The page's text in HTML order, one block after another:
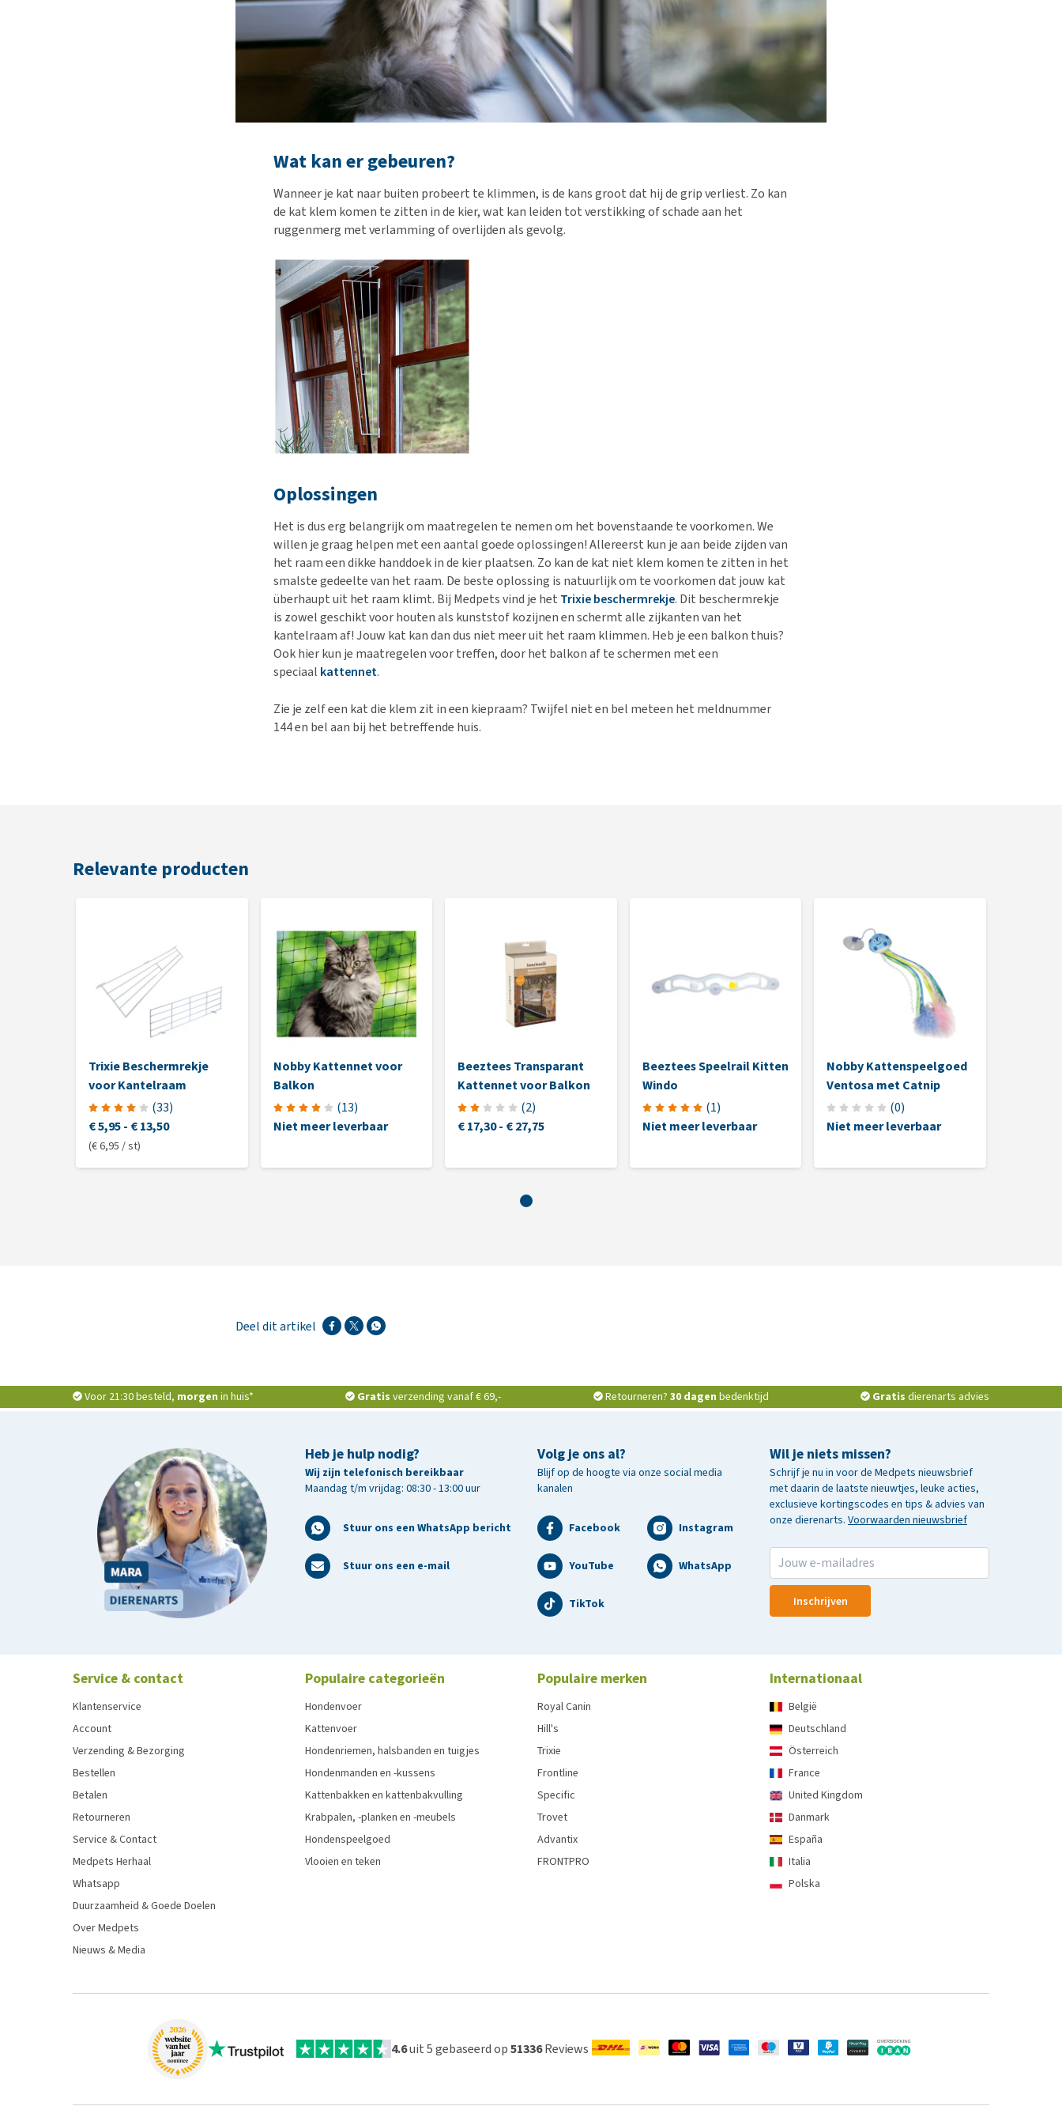
Wat kan er gebeuren?
Wanneer je kat naar buiten probeert te klimmen, is de kans groot dat hij de grip verliest. Zo kan
de kat klem komen te zitten in de kier, wat kan leiden tot verstikking of schade aan het
ruggenmerg met verlamming of overlijden als gevolg.
Oplossingen
Het is dus erg belangrijk om maatregelen te nemen om het bovenstaande te voorkomen. We
willen je graag helpen met een aantal goede oplossingen! Allereerst kun je aan beide zijden van
het raam een dikke handdoek in de kier plaatsen. Zo kan de kat niet klem komen te zitten in het
smalste gedeelte van het raam. De beste oplossing is natuurlijk om te voorkomen dat jouw kat
überhaupt uit het raam klimt. Bij Medpets vind je het Trixie beschermrekje. Dit beschermrekje
is zowel geschikt voor houten als kunststof kozijnen en schermt alle zijkanten van het
kantelraam af! Jouw kat kan dan dus niet meer uit het raam klimmen. Heb je een balkon thuis?
Ook hier kun je maatregelen voor treffen, door het balkon af te schermen met een
speciaal kattennet.
Zie je zelf een kat die klem zit in een kiepraam? Twijfel niet en bel meteen het meldnummer
144 en bel aan bij het betreffende huis.
Relevante producten
Trixie Beschermrekje
voor Kantelraam
(33)
€ 5,95- € 13,50
(€ 6,95 / st)
Nobby Kattennet voor
Balkon
(13)
Niet meer leverbaar
Beeztees Transparant
Kattennet voor Balkon
(2)
€ 17,30- € 27,75
Beeztees Speelrail Kitten
Windo
(1)
Niet meer leverbaar
Nobby Kattenspeelgoed
Ventosa met Catnip
(0)
Niet meer leverbaar
Deel dit artikel
Voor 21:30 besteld, morgen in huis* Gratis verzending vanaf € 69,- Retourneren? 30 dagen bedenktijd Gratis dierenarts advies
Heb je hulp nodig?
Wij zijn telefonisch bereikbaar
Maandag t/m vrijdag: 08:30 - 13:00 uur
Stuur ons een WhatsApp bericht
Stuur ons een e-mail
Wil je niets missen?
Schrijf je nu in voor de Medpets nieuwsbrief
met daarin de laatste nieuwtjes, leuke acties,
exclusieve kortingscodes en tips & advies van
onze dierenarts. Voorwaarden nieuwsbrief
Inschrijven
Volg je ons al?
Blijf op de hoogte via onze social media
kanalen
Facebook Instagram
YouTube WhatsApp
TikTok
Service & contact
Klantenservice
Account
Verzending & Bezorging
Bestellen
Betalen
Retourneren
Service & Contact
Medpets Herhaal
Whatsapp
Duurzaamheid & Goede Doelen
Over Medpets
Nieuws & Media
Populaire categorieën
Hondenvoer
Kattenvoer
Hondenriemen, halsbanden en tuigjes
Hondenmanden en -kussens
Kattenbakken en kattenbakvulling
Krabpalen, -planken en -meubels
Hondenspeelgoed
Vlooien en teken
Populaire merken
Royal Canin
Hill's
Trixie
Frontline
Specific
Trovet
Advantix
FRONTPRO
Internationaal
België
Deutschland
Österreich
France
United Kingdom
Danmark
España
Italia
Polska
4.6uit 5 gebaseerd op51336 Reviews